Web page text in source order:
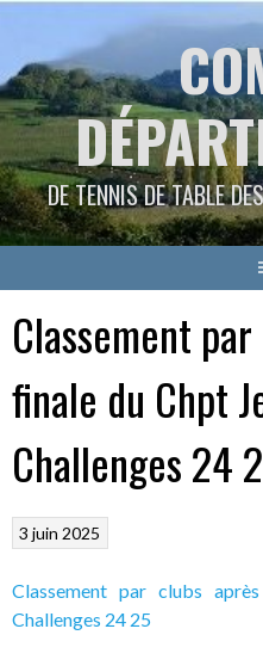
contenu
DE TENNIS DE TABLE
Classement
finale du Chpt
Challenges 24
3 juin 2025
Classement par clubs
Challenges 24 25